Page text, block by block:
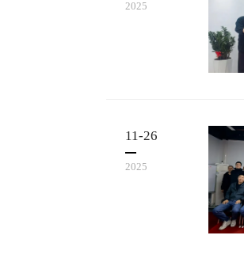
2025
2025
11-26